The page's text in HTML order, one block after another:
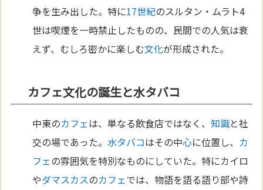
争を生み出した。特に17世紀のスルタン・ムラト4
世は喫煙を一時禁止したものの、民間での人気は衰
えず、むしろ密かに楽しむ文化が形成された。
カフェ文化の誕生と水タバコ
中東のカフェは、単なる飲食店ではなく、知識と社
交の場であった。水タバコはその中心に位置し、 カ
フェの雰囲気を特別なものにしていた。特にカイロ
やダマスカスのカフェでは、物語を語る語り部や詩